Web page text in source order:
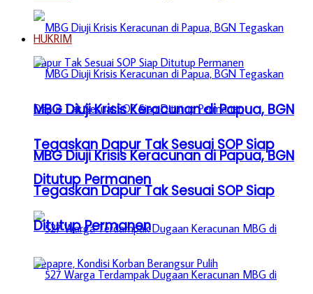
MBG Diuji Krisis Keracunan di Papua, BGN
Tegaskan Dapur Tak Sesuai SOP Siap
Ditutup Permanen
HUKRIM
MBG Diuji Krisis Keracunan di Papua, BGN
Tegaskan Dapur Tak Sesuai SOP Siap
Ditutup Permanen